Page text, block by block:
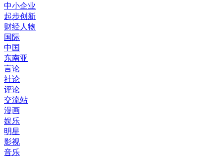
中小企业
起步创新
财经人物
国际
中国
东南亚
言论
社论
评论
交流站
漫画
娱乐
明星
影视
音乐